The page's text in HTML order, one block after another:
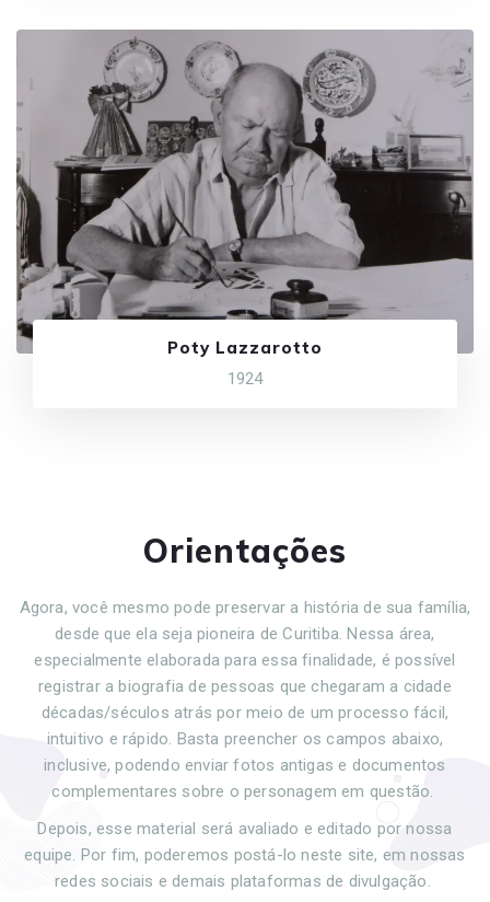
Poty Lazzarotto
1924
Orientações
Agora, você mesmo pode preservar a história de sua família,
desde que ela seja pioneira de Curitiba. Nessa área,
especialmente elaborada para essa finalidade, é possível
registrar a biografia de pessoas que chegaram a cidade
décadas/séculos atrás por meio de um processo fácil,
intuitivo e rápido. Basta preencher os campos abaixo,
inclusive, podendo enviar fotos antigas e documentos
complementares sobre o personagem em questão.
Depois, esse material será avaliado e editado por nossa
equipe. Por fim, poderemos postá-lo neste site, em nossas
redes sociais e demais plataformas de divulgação.